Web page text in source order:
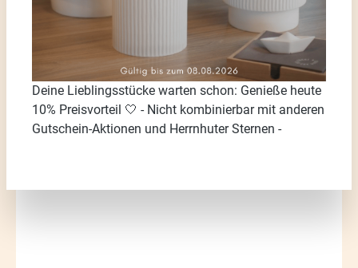
Deine Lieblingsstücke warten schon: Genieße heute
10% Preisvorteil 🤍 - Nicht kombinierbar mit anderen
Gutschein-Aktionen und Herrnhuter Sternen -